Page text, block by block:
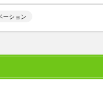
ーション